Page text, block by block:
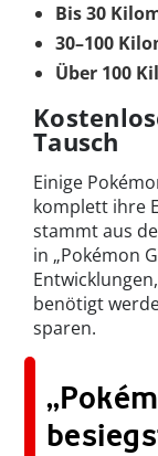
Bis 30
30–100
Über 100
Tausch
Einige
komplett ihre
stammt aus
in „Pokémon
benötigt
sparen.